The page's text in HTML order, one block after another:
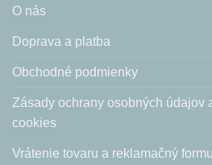
O nás
Doprava a platba
Obchodné podmienky
Zásady ochrany osobných údajov
cookies
Vrátenie tovaru a reklamačný